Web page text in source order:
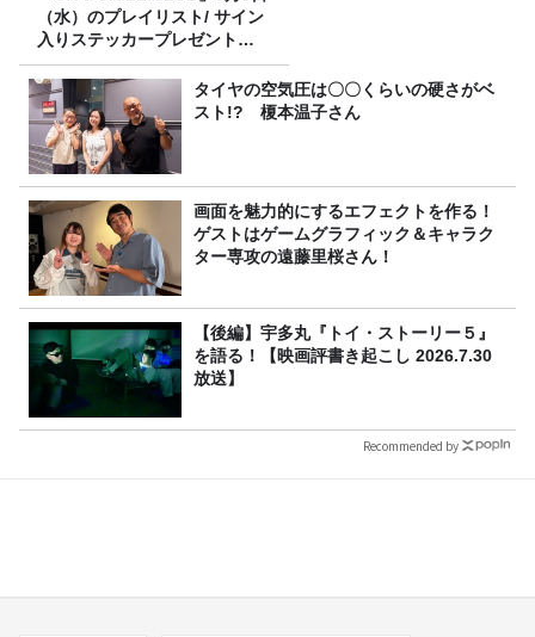
（水）のプレイリスト/ サイン
入りステッカープレゼント有
り
タイヤの空気圧は〇〇くらいの硬さがベ
スト!? 榎本温子さん
画面を魅力的にするエフェクトを作る！
ゲストはゲームグラフィック＆キャラク
ター専攻の遠藤里桜さん！
【後編】宇多丸『トイ・ストーリー５』
を語る！【映画評書き起こし 2026.7.30
放送】
Recommended by